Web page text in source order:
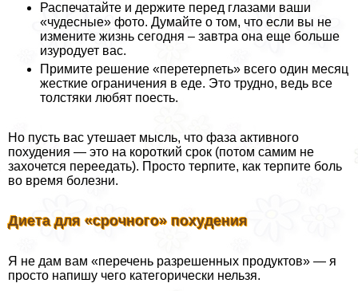
Распечатайте и держите перед глазами ваши
«чудесные» фото. Думайте о том, что если вы не
измените жизнь сегодня – завтра она еще больше
изуpoдует вас.
Примите решение «перетерпеть» всего один месяц
жесткие ограничения в еде. Это трудно, ведь все
толстяки любят поесть.
Но пусть вас утешает мысль, что фаза активного
похудения — это на короткий срок (потом самим не
захочется переедать). Просто терпите, как терпите боль
во время болезни.
Диета для «срочного» похудения
Я не дам вам «перечень разрешенных продуктов» — я
просто напишу чего категорически нельзя.